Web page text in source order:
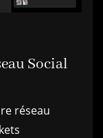
Social
réseau